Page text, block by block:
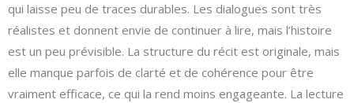
qui laisse peu de traces durables. Les dialogues sont très
réalistes et donnent envie de continuer à lire, mais l’histoire
est un peu prévisible. La structure du récit est originale, mais
elle manque parfois de clarté et de cohérence pour être
vraiment efficace, ce qui la rend moins engageante. La lecture